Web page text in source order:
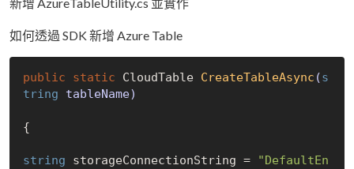
如何透過 SDK 新增 Azure Table
public static CloudTable CreateTableAsync (s
tring tableName)
{
string storageConnectionString =
"DefaultEn